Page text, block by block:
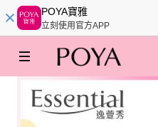
POYA寶雅
立刻使用官方APP